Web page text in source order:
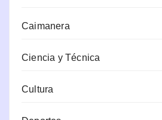
Caimanera
Ciencia y Técnica
Cultura